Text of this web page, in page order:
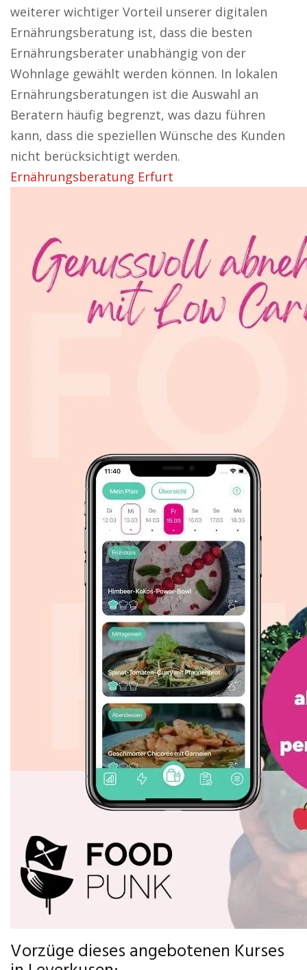
weiterer wichtiger Vorteil unserer digitalen
Ernährungsberatung ist, dass die besten
Ernährungsberater unabhängig von der
Wohnlage gewählt werden können. In lokalen
Ernährungsberatungen ist die Auswahl an
Beratern häufig begrenzt, was dazu führen
kann, dass die speziellen Wünsche des Kunden
nicht berücksichtigt werden.
Ernährungsberatung Erfurt
Vorzüge dieses angebotenen Kurses